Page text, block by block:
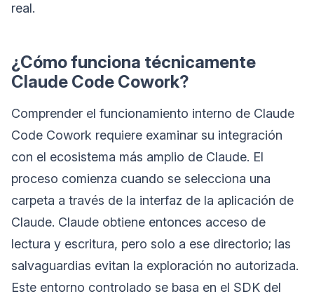
real.
¿Cómo funciona técnicamente
Claude Code Cowork?
Comprender el funcionamiento interno de Claude
Code Cowork requiere examinar su integración
con el ecosistema más amplio de Claude. El
proceso comienza cuando se selecciona una
carpeta a través de la interfaz de la aplicación de
Claude. Claude obtiene entonces acceso de
lectura y escritura, pero solo a ese directorio; las
salvaguardias evitan la exploración no autorizada.
Este entorno controlado se basa en el SDK del